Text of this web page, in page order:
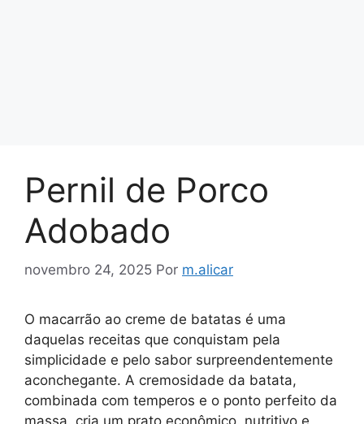
Pernil de Porco
Adobado
novembro 24, 2025 Por m.alicar
O macarrão ao creme de batatas é uma
daquelas receitas que conquistam pela
simplicidade e pelo sabor surpreendentemente
aconchegante. A cremosidade da batata,
combinada com temperos e o ponto perfeito da